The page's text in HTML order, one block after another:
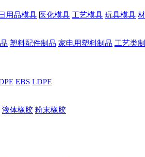
日用品模具 医化模具 工艺模具 玩具模具
塑料配件制品 家电用塑料制品 工艺类
EBS LDPE
液体橡胶 粉末橡胶